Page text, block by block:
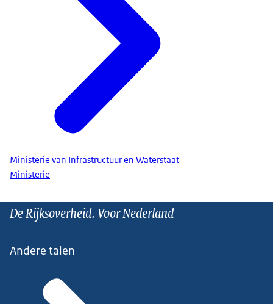
Ministerie van Infrastructuur en Waterstaat
Ministerie
De Rijksoverheid. Voor Nederland
Andere talen